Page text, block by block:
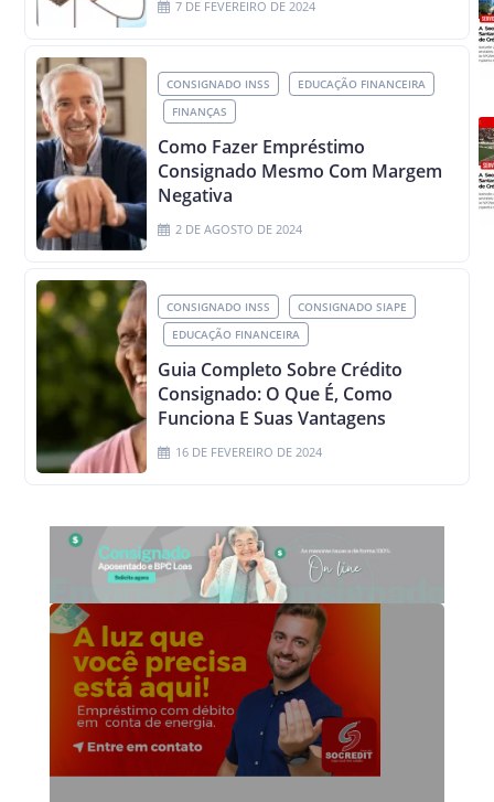
7 DE FEVEREIRO DE 2024
CONSIGNADO INSS
EDUCAÇÃO FINANCEIRA
FINANÇAS
Como Fazer Empréstimo
Consignado Mesmo Com Margem
Negativa
2 DE AGOSTO DE 2024
CONSIGNADO INSS
CONSIGNADO SIAPE
EDUCAÇÃO FINANCEIRA
Guia Completo Sobre Crédito
Consignado: O Que É, Como
Funciona E Suas Vantagens
16 DE FEVEREIRO DE 2024